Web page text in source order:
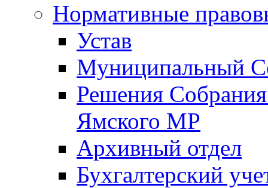
Нормативные
Устав
Муниципальный
Решения
Ямского МР
Архивный отдел
Бухгалтерский